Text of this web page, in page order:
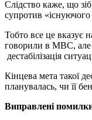
Слідство каже, що
супротив
Тобто все це вказує
говорили в МВС, але
дестабілізація
Кінцева мета такої
планувалась, чи її
Виправлені